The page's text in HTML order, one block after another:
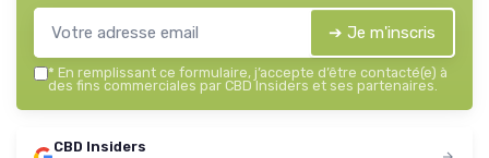
➔ Je m'inscris
* En remplissant ce formulaire, j’accepte d’être contacté(e) à
des fins commerciales par CBD Insiders et ses partenaires.
CBD Insiders